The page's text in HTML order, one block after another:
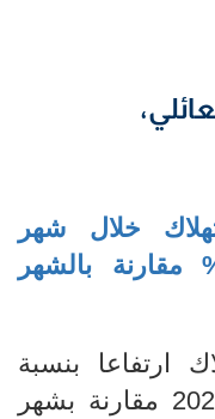
خلال شهر
2023 بنسبة 0,8% مقارنة بالشهر
ارتفاعا بنسبة
0,8% خلال شهر سبتمبر 2023 مقارنة بشهر